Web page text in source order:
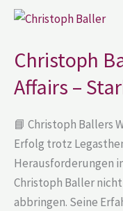
Christoph
Affairs –
📘 Christoph Ballers
Erfolg trotz
Herausforderungen
Christoph Baller
abbringen. Seine
Christoph
Baller
Job
in
Public
Affairs
–
mit
Legasthenie